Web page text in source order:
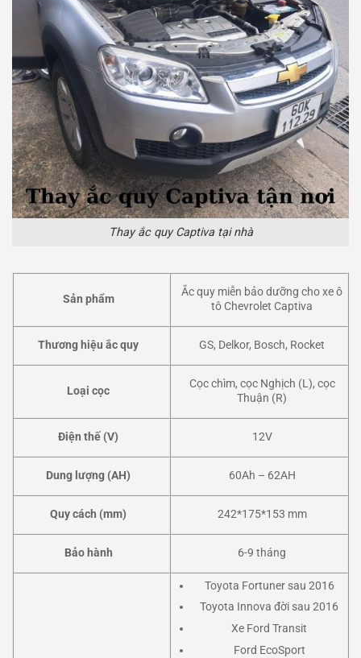
Thay ắc quy Captiva tại nhà
Sản phẩm
Ắc quy miễn bảo dưỡng cho xe ô
tô Chevrolet Captiva
Thương hiệu ắc quy GS, Delkor, Bosch, Rocket
Loại cọc
Cọc chìm, cọc Nghịch (L), cọc
Thuận (R)
Điện thế (V) 12V
Dung lượng (AH) 60Ah – 62AH
Quy cách (mm) 242*175*153 mm
Bảo hành 6-9 tháng
Toyota Fortuner sau 2016
Toyota Innova đời sau 2016
Xe Ford Transit
Ford EcoSport